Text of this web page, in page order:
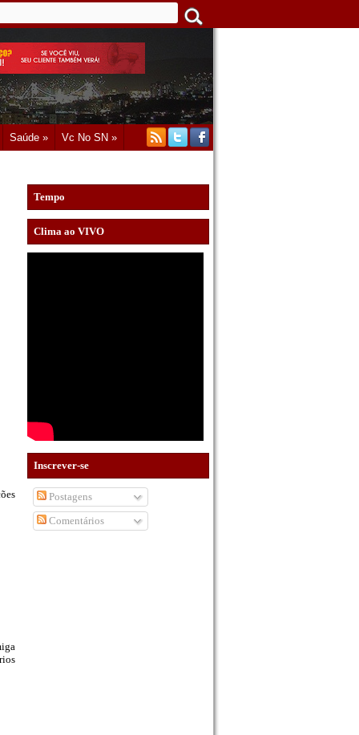
Saúde » Vc No SN »
Tempo
Clima ao VIVO
Inscrever-se
Postagens
Comentários